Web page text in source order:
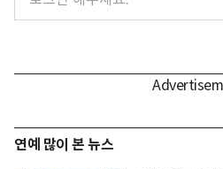
연예 많이 본 뉴스